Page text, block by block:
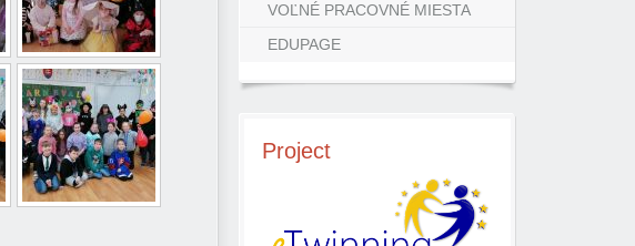
VOĽNÉ PRACOVNÉ MIESTA
EDUPAGE
Project